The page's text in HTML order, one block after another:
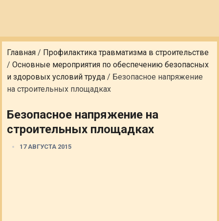
Главная / Профилактика травматизма в строительстве
/Основные мероприятия по обеспечению безопасных
и здоровых условий труда / Безопасное напряжение
на строительных площадках
Безопасное напряжение на
строительных площадках
17 АВГУСТА 2015